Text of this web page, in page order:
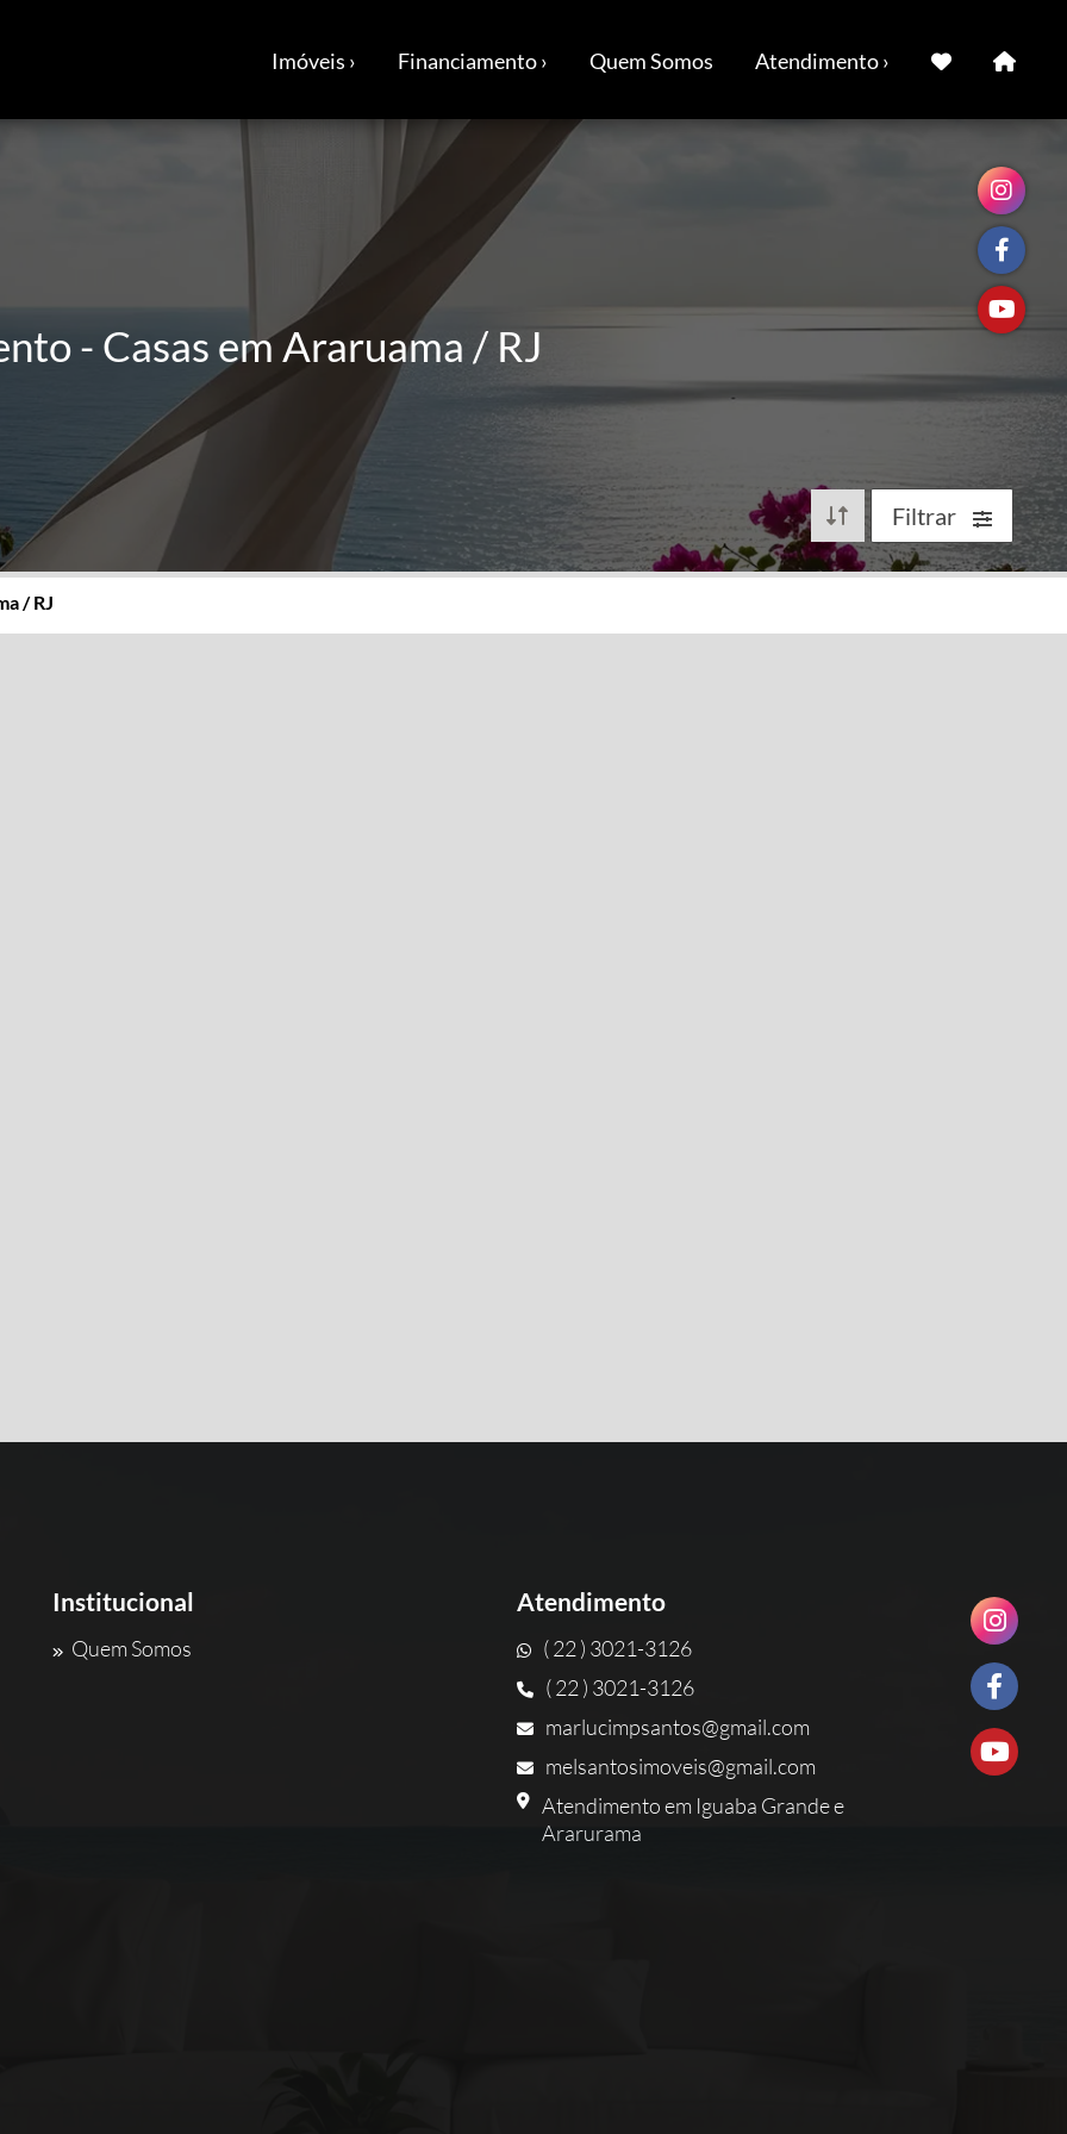
Imóveis › Financiamento › Quem Somos Atendimento ›
- Casas em Araruama / RJ
Filtrar
/ RJ
Institucional
Quem Somos
Atendimento
( 22 ) 3021-3126
( 22 ) 3021-3126
marlucimpsantos@gmail.com
melsantosimoveis@gmail.com
Atendimento em Iguaba Grande e
Ararurama